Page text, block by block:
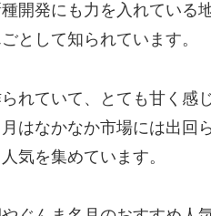
開発にも力を入れている
として知られています。
れていて、とても甘く感
はなかなか市場には出回
気を集めています。